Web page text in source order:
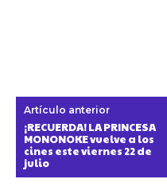
Artículo anterior
¡RECUERDA! LA PRINCESA
MONONOKE vuelve a los
cines este viernes 22 de
julio